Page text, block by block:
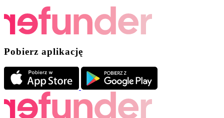
Pobierz aplikację